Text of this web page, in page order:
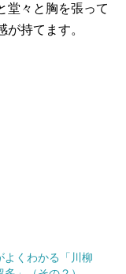
堂々と胸を張って
持てます。
よくわかる「川柳